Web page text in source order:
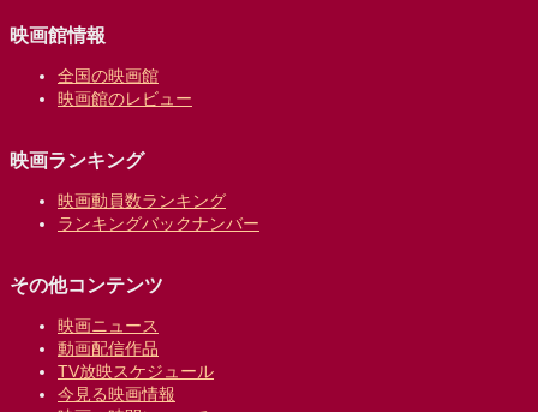
映画館情報
全国の映画館
映画館のレビュー
映画ランキング
映画動員数ランキング
ランキングバックナンバー
その他コンテンツ
映画ニュース
動画配信作品
TV放映スケジュール
今見る映画情報